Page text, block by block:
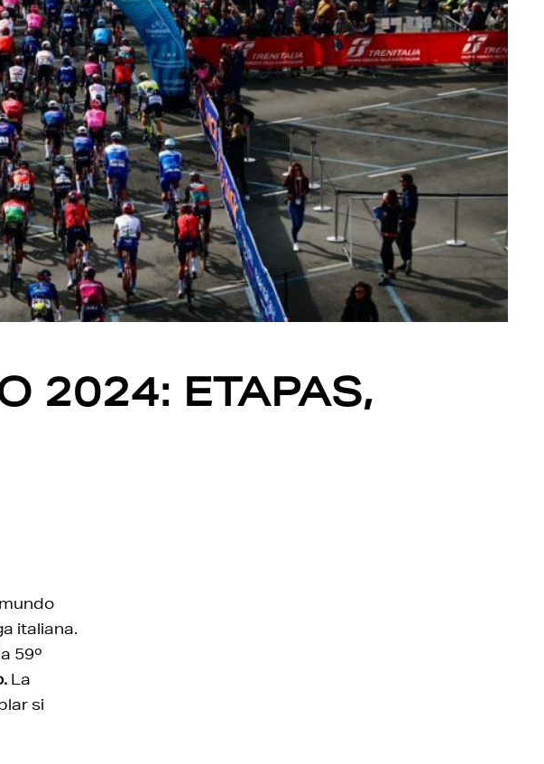
2024: ETAPAS,
italiana.
59º
La
si